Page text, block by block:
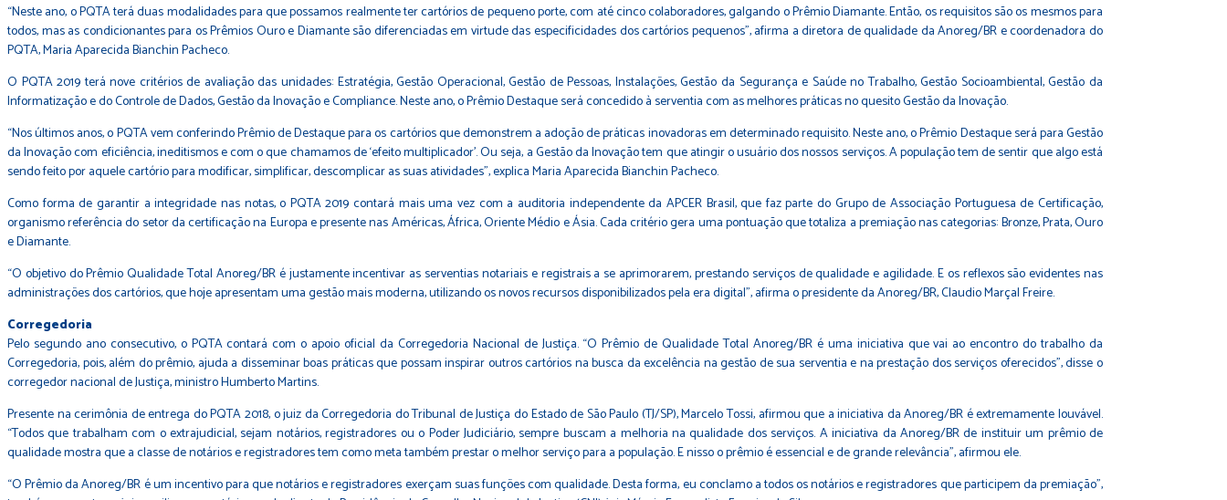
“Neste ano, o PQTA terá duas modalidades para que possamos realmente ter cartórios de pequeno porte, com até cinco colaboradores, galgando o Prêmio Diamante. Então, os requisitos são os mesmos para
todos, mas as condicionantes para os Prêmios Ouro e Diamante são diferenciadas em virtude das especificidades dos cartórios pequenos”, afirma a diretora de qualidade da Anoreg/BR e coordenadora do
PQTA, Maria Aparecida Bianchin Pacheco.
O PQTA 2019 terá nove critérios de avaliação das unidades: Estratégia, Gestão Operacional, Gestão de Pessoas, Instalações, Gestão da Segurança e Saúde no Trabalho, Gestão Socioambiental, Gestão da
Informatização e do Controle de Dados, Gestão da Inovação e Compliance. Neste ano, o Prêmio Destaque será concedido à serventia com as melhores práticas no quesito Gestão da Inovação.
“Nos últimos anos, o PQTA vem conferindo Prêmio de Destaque para os cartórios que demonstrem a adoção de práticas inovadoras em determinado requisito. Neste ano, o Prêmio Destaque será para Gestão
da Inovação com eficiência, ineditismos e com o que chamamos de ‘efeito multiplicador’. Ou seja, a Gestão da Inovação tem que atingir o usuário dos nossos serviços. A população tem de sentir que algo está
sendo feito por aquele cartório para modificar, simplificar, descomplicar as suas atividades”, explica Maria Aparecida Bianchin Pacheco.
Como forma de garantir a integridade nas notas, o PQTA 2019 contará mais uma vez com a auditoria independente da APCER Brasil, que faz parte do Grupo de Associação Portuguesa de Certificação,
organismo referência do setor da certificação na Europa e presente nas Américas, África, Oriente Médio e Ásia. Cada critério gera uma pontuação que totaliza a premiação nas categorias: Bronze, Prata, Ouro
e Diamante.
“O objetivo do Prêmio Qualidade Total Anoreg/BR é justamente incentivar as serventias notariais e registrais a se aprimorarem, prestando serviços de qualidade e agilidade. E os reflexos são evidentes nas
administrações dos cartórios, que hoje apresentam uma gestão mais moderna, utilizando os novos recursos disponibilizados pela era digital”, afirma o presidente da Anoreg/BR, Claudio Marçal Freire.
Corregedoria
Pelo segundo ano consecutivo, o PQTA contará com o apoio oficial da Corregedoria Nacional de Justiça. “O Prêmio de Qualidade Total Anoreg/BR é uma iniciativa que vai ao encontro do trabalho da
Corregedoria, pois, além do prêmio, ajuda a disseminar boas práticas que possam inspirar outros cartórios na busca da excelência na gestão de sua serventia e na prestação dos serviços oferecidos”, disse o
corregedor nacional de Justiça, ministro Humberto Martins.
Presente na cerimônia de entrega do PQTA 2018, o juiz da Corregedoria do Tribunal de Justiça do Estado de São Paulo (TJ/SP), Marcelo Tossi, afirmou que a iniciativa da Anoreg/BR é extremamente louvável.
“Todos que trabalham com o extrajudicial, sejam notários, registradores ou o Poder Judiciário, sempre buscam a melhoria na qualidade dos serviços. A iniciativa da Anoreg/BR de instituir um prêmio de
qualidade mostra que a classe de notários e registradores tem como meta também prestar o melhor serviço para a população. E nisso o prêmio é essencial e de grande relevância”, afirmou ele.
“O Prêmio da Anoreg/BR é um incentivo para que notários e registradores exerçam suas funções com qualidade. Desta forma, eu conclamo a todos os notários e registradores que participem da premiação”,